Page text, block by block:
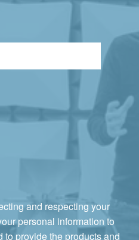
and respecting your
personal information to
provide the products and